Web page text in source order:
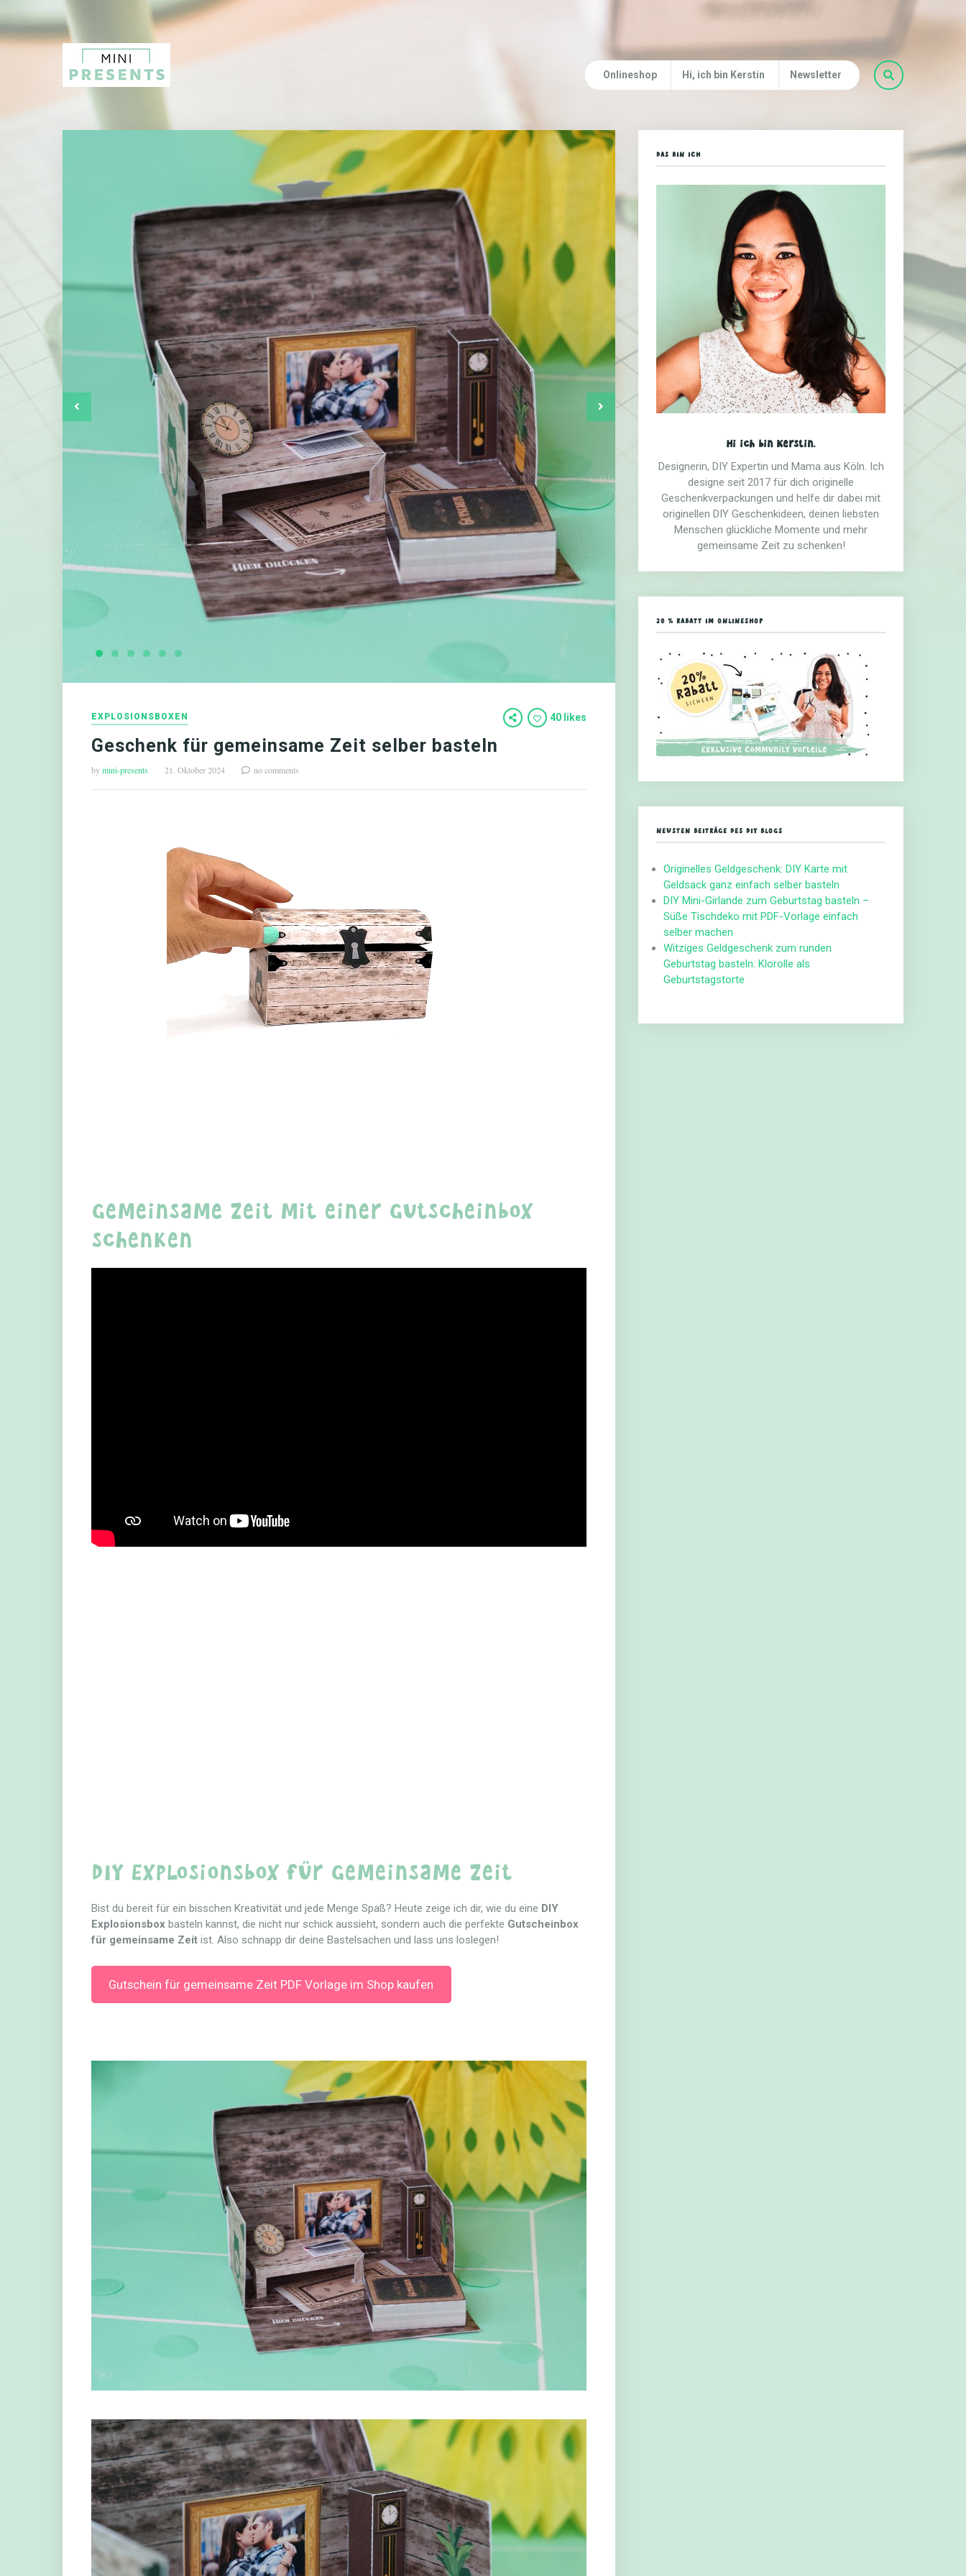
Onlineshop Hi, ich bin Kerstin Newsletter
EXPLOSIONSBOXEN 40 likes
Geschenk für gemeinsame Zeit selber basteln
bymini-presents 21. Oktober 2024 no comments
Gemeinsame Zeit mit einer Gutscheinbox
schenken
DIY Explosionsbox für gemeinsame Zeit
Bist du bereit für ein bisschen Kreativität und jede Menge Spaß? Heute zeige ich dir, wie du eine DIY
Explosionsbox basteln kannst, die nicht nur schick aussieht, sondern auch die perfekte Gutscheinbox
für gemeinsame Zeit ist. Also schnapp dir deine Bastelsachen und lass uns loslegen!
Gutschein für gemeinsame Zeit PDF Vorlage im Shop kaufen
DAS BIN ICH
Hi ich bin Kerstin.
Designerin, DIY Expertin und Mama aus Köln. Ich
designe seit 2017 für dich originelle
Geschenkverpackungen und helfe dir dabei mit
originellen DIY Geschenkideen, deinen liebsten
Menschen glückliche Momente und mehr
gemeinsame Zeit zu schenken!
20 % RABATT IM ONLINESHOP
NEUSTEN BEITRÄGE DES DIY BLOGS
Originelles Geldgeschenk: DIY Karte mit
Geldsack ganz einfach selber basteln
DIY Mini-Girlande zum Geburtstag basteln –
Süße Tischdeko mit PDF-Vorlage einfach
selber machen
Witziges Geldgeschenk zum runden
Geburtstag basteln: Klorolle als
Geburtstagstorte